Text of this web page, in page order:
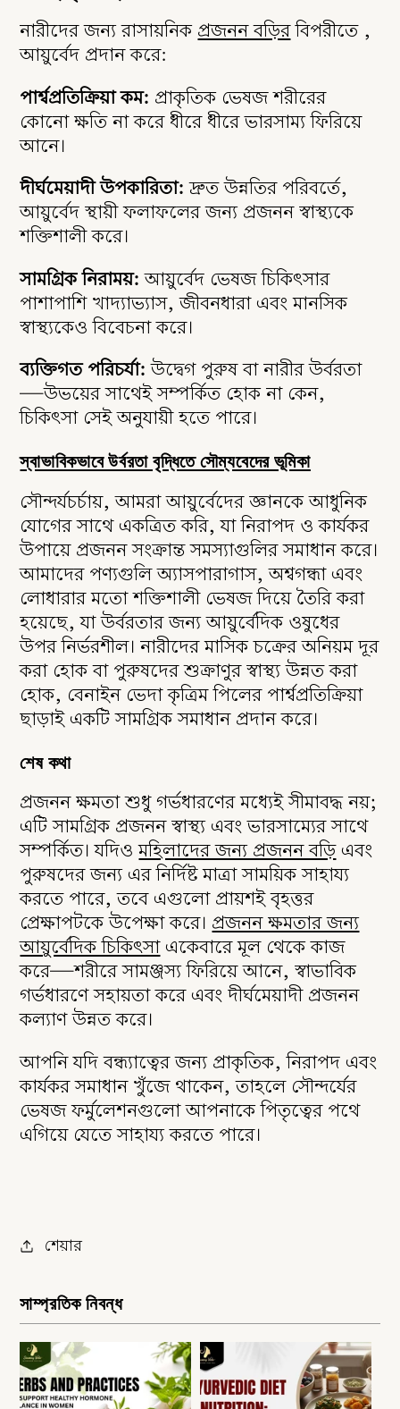
বিষয়বস্তুতে
যান
নারীদের জন্য রাসায়নিকপ্রজনন বড়িরবিপরীতে ,
আয়ুর্বেদ প্রদান করে:
পার্শ্বপ্রতিক্রিয়া কম: প্রাকৃতিক ভেষজ শরীরের
কোনো ক্ষতি না করে ধীরে ধীরে ভারসাম্য ফিরিয়ে
আনে।
দীর্ঘমেয়াদী উপকারিতা: দ্রুত উন্নতির পরিবর্তে,
আয়ুর্বেদ স্থায়ী ফলাফলের জন্য প্রজনন স্বাস্থ্যকে
শক্তিশালী করে।
সামগ্রিক নিরাময়: আয়ুর্বেদ ভেষজ চিকিৎসার
পাশাপাশি খাদ্যাভ্যাস, জীবনধারা এবং মানসিক
স্বাস্থ্যকেও বিবেচনা করে।
ব্যক্তিগত পরিচর্যা: উদ্বেগ পুরুষ বা নারীর উর্বরতা
—উভয়ের সাথেই সম্পর্কিত হোক না কেন,
চিকিৎসা সেই অনুযায়ী হতে পারে।
স্বাভাবিকভাবে উর্বরতা বৃদ্ধিতে সৌম্যবেদের ভূমিকা
সৌন্দর্যচর্চায়, আমরা আয়ুর্বেদের জ্ঞানকে আধুনিক
যোগের সাথে একত্রিত করি, যা নিরাপদ ও কার্যকর
উপায়ে প্রজনন সংক্রান্ত সমস্যাগুলির সমাধান করে।
আমাদের পণ্যগুলি অ্যাসপারাগাস, অশ্বগন্ধা এবং
লোধারার মতো শক্তিশালী ভেষজ দিয়ে তৈরি করা
হয়েছে, যা উর্বরতার জন্য আয়ুর্বেদিক ওষুধের
উপর নির্ভরশীল। নারীদের মাসিক চক্রের অনিয়ম দূর
করা হোক বা পুরুষদের শুক্রাণুর স্বাস্থ্য উন্নত করা
হোক, বেনাইন ভেদা কৃত্রিম পিলের পার্শ্বপ্রতিক্রিয়া
ছাড়াই একটি সামগ্রিক সমাধান প্রদান করে।
শেষ কথা
প্রজনন ক্ষমতা শুধু গর্ভধারণের মধ্যেই সীমাবদ্ধ নয়;
এটি সামগ্রিক প্রজনন স্বাস্থ্য এবং ভারসাম্যের সাথে
সম্পর্কিত। যদিওমহিলাদের জন্য প্রজনন বড়িএবং
পুরুষদের জন্য এর নির্দিষ্ট মাত্রা সাময়িক সাহায্য
করতে পারে, তবে এগুলো প্রায়শই বৃহত্তর
প্রেক্ষাপটকে উপেক্ষা করে।প্রজনন ক্ষমতার জন্য
আয়ুর্বেদিক চিকিৎসাএকেবারে মূল থেকে কাজ
করে—শরীরে সামঞ্জস্য ফিরিয়ে আনে, স্বাভাবিক
গর্ভধারণে সহায়তা করে এবং দীর্ঘমেয়াদী প্রজনন
কল্যাণ উন্নত করে।
আপনি যদি বন্ধ্যাত্বের জন্য প্রাকৃতিক, নিরাপদ এবং
কার্যকর সমাধান খুঁজে থাকেন, তাহলে সৌন্দর্যের
ভেষজ ফর্মুলেশনগুলো আপনাকে পিতৃত্বের পথে
এগিয়ে যেতে সাহায্য করতে পারে।
শেয়ার
সাম্প্রতিক নিবন্ধ